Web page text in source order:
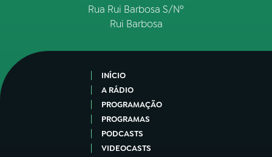
Rua Rui Barbosa S/Nº
Rui Barbosa
INÍCIO
A RÁDIO
PROGRAMAÇÃO
PROGRAMAS
PODCASTS
VIDEOCASTS